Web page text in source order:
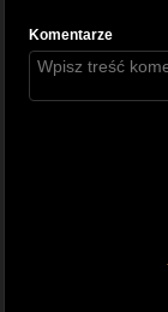
Komentarze